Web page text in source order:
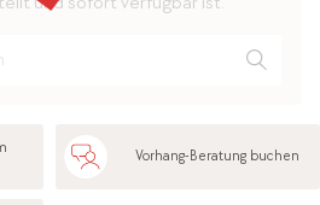
Vorhang-Beratung buchen